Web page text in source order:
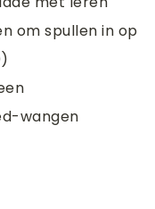
om spullen in op
wangen